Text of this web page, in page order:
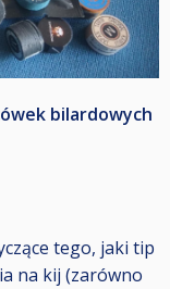
bilardowych
tego, jaki tip
na kij (zarówno